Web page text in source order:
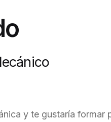
y te gustaría formar